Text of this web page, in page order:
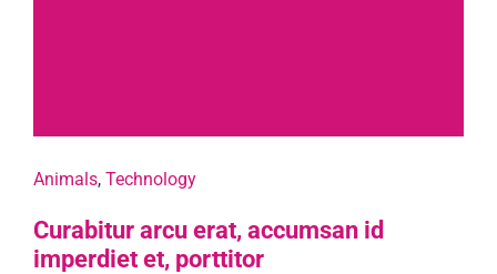
Animals, Technology
Curabitur arcu erat, accumsan id
imperdiet et, porttitor